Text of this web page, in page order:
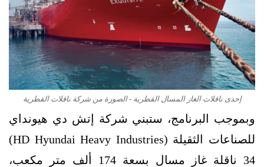
إحدى ناقلات الغاز المسال القطرية - الصورة من شركة ناقلات القطرية
وبموجب البرنامج، ستبني شركة إتش دي هيونداي
للصناعات الثقيلة (HD Hyundai Heavy Industries)
34 ناقلة غاز مسال بسعة 174 ألف متر مكعب،